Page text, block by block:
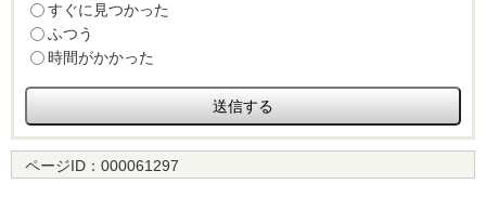
すぐに見つかった
ふつう
時間がかかった
ページID： 000061297